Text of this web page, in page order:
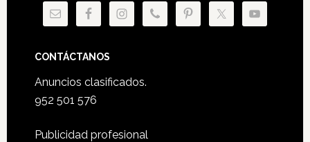
CONTÁCTANOS
Anuncios clasificados.
952 501 576
Publicidad profesional